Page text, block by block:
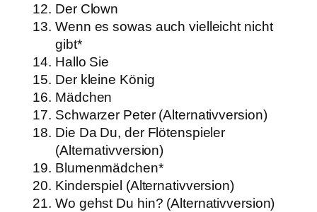
Der Clown
Wenn es sowas auch vielleicht nicht
gibt*
Hallo Sie
Der kleine König
Mädchen
Schwarzer Peter (Alternativversion)
Die Da Du, der Flötenspieler
(Alternativversion)
Blumenmädchen*
Kinderspiel (Alternativversion)
Wo gehst Du hin? (Alternativversion)